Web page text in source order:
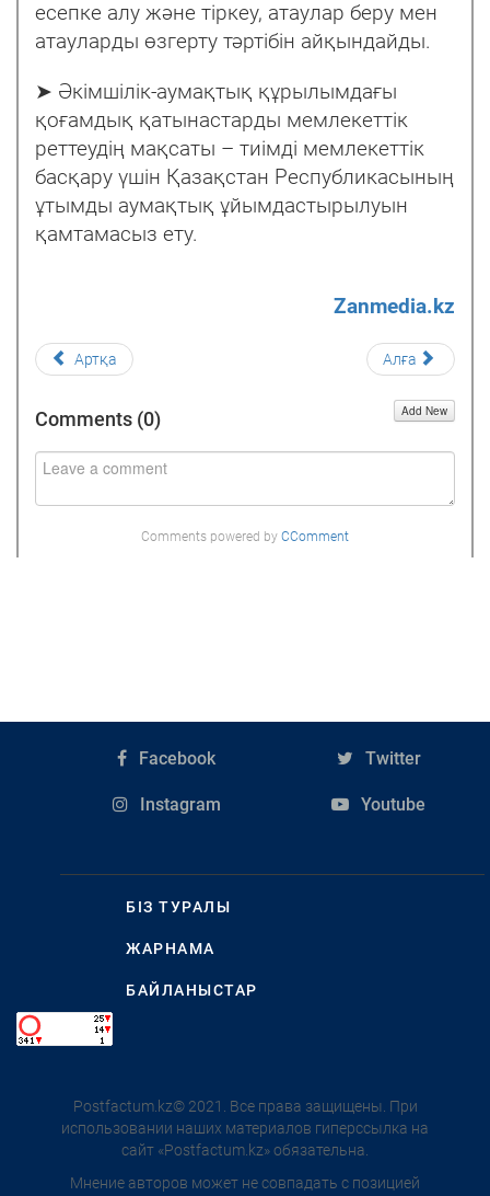
есепке алу және тіркеу, атаулар беру мен
атауларды өзгерту тәртібін айқындайды.
➤ Әкімшілік-аумақтық құрылымдағы
қоғамдық қатынастарды мемлекеттік
реттеудің мақсаты – тиімді мемлекеттік
басқару үшін Қазақстан Республикасының
ұтымды аумақтық ұйымдастырылуын
қамтамасыз ету.
Zanmedia.kz
Артқа Алға
Comments (0) Add New
Comments powered by CComment
Facebook Twitter
Instagram Youtube
БІЗ ТУРАЛЫ
ЖАРНАМА
БАЙЛАНЫСТАР
Postfactum.kz© 2021. Все права защищены. При
использовании наших материалов гиперссылка на
сайт «Postfactum.kz» обязательна.
Мнение авторов может не совпадать с позицией